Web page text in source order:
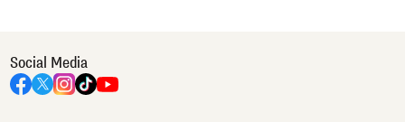
Social Media